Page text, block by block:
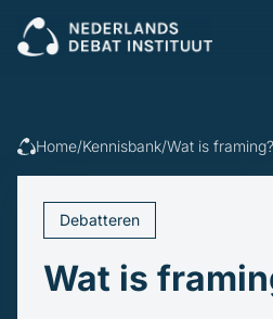
Open cursus
Incompany
Politiek
Dagvoorzitters
Debatleiders
Dagvoorzitters
Gespreksleiders
Voor wie
Overheid
Bedrijfsleven
Kennisbank
Home/Kennisbank/Wat is framing?
Debatteren
Wat is